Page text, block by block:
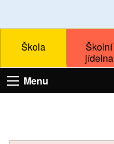
Škola
Školní
jídelna
Menu